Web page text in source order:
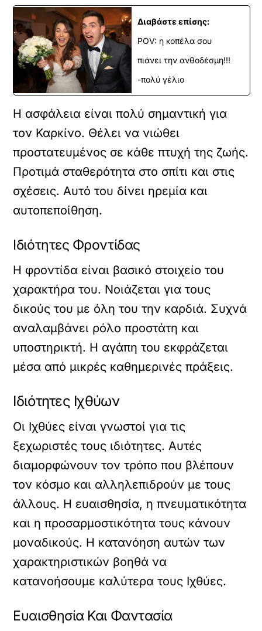
Διαβάστε επίσης:
POV: η κοπέλα σου
πιάνει την ανθοδέσμη!!!
-πολύ γέλιο
Η ασφάλεια είναι πολύ σημαντική για
τον Καρκίνο. Θέλει να νιώθει
προστατευμένος σε κάθε πτυχή της ζωής.
Προτιμά σταθερότητα στο σπίτι και στις
σχέσεις. Αυτό του δίνει ηρεμία και
αυτοπεποίθηση.
Ιδιότητες Φροντίδας
Η φροντίδα είναι βασικό στοιχείο του
χαρακτήρα του. Νοιάζεται για τους
δικούς του με όλη του την καρδιά. Συχνά
αναλαμβάνει ρόλο προστάτη και
υποστηρικτή. Η αγάπη του εκφράζεται
μέσα από μικρές καθημερινές πράξεις.
Ιδιότητες Ιχθύων
Οι Ιχθύες είναι γνωστοί για τις
ξεχωριστές τους ιδιότητες. Αυτές
διαμορφώνουν τον τρόπο που βλέπουν
τον κόσμο και αλληλεπιδρούν με τους
άλλους. Η ευαισθησία, η πνευματικότητα
και η προσαρμοστικότητα τους κάνουν
μοναδικούς. Η κατανόηση αυτών των
χαρακτηριστικών βοηθά να
κατανοήσουμε καλύτερα τους Ιχθύες.
Ευαισθησία Και Φαντασία